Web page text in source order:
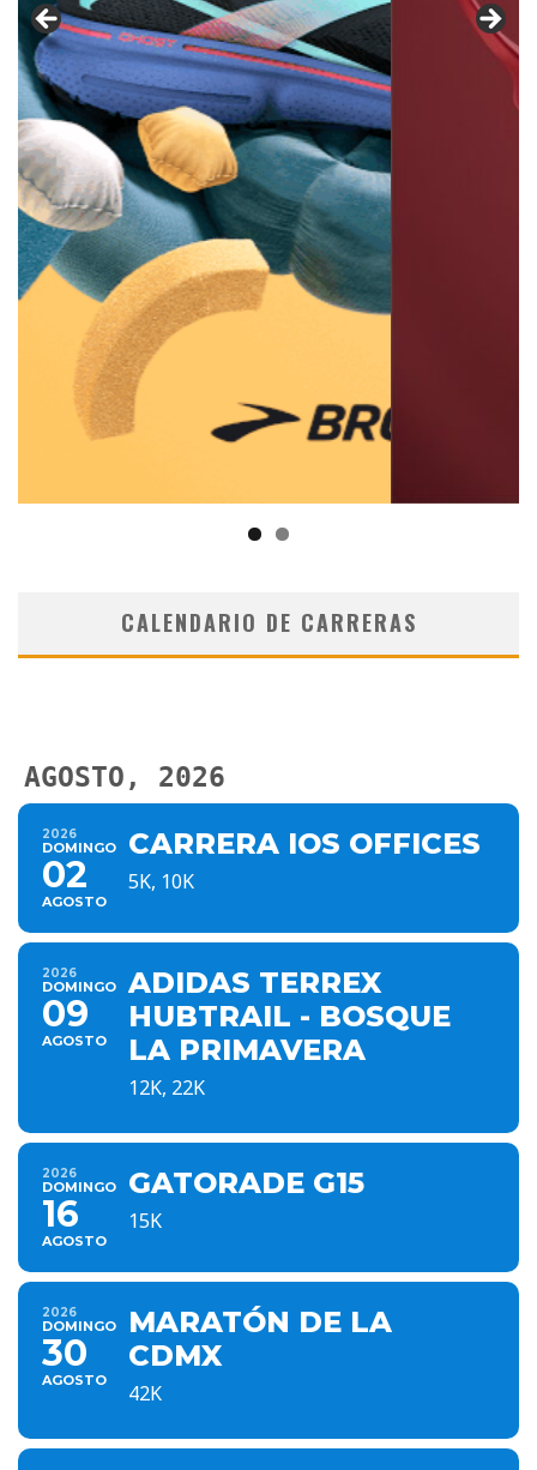
CALENDARIO DE CARRERAS
AGOSTO, 2026
2026
DOMINGO
02
AGOSTO
CARRERA IOS OFFICES
5K, 10K
2026
DOMINGO
09
AGOSTO
ADIDAS TERREX
HUBTRAIL - BOSQUE
LA PRIMAVERA
12K, 22K
2026
DOMINGO
16
AGOSTO
GATORADE G15
15K
2026
DOMINGO
30
AGOSTO
MARATÓN DE LA
CDMX
42K